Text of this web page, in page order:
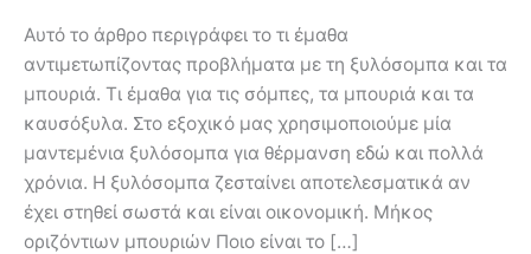
Αυτό το άρθρο περιγράφει το τι έμαθα
αντιμετωπίζοντας προβλήματα με τη ξυλόσομπα και τα
μπουριά. Τι έμαθα για τις σόμπες, τα μπουριά και τα
καυσόξυλα. Στο εξοχικό μας χρησιμοποιούμε μία
μαντεμένια ξυλόσομπα για θέρμανση εδώ και πολλά
χρόνια. Η ξυλόσομπα ζεσταίνει αποτελεσματικά αν
έχει στηθεί σωστά και είναι οικονομική. Μήκος
οριζόντιων μπουριών Ποιο είναι το […]